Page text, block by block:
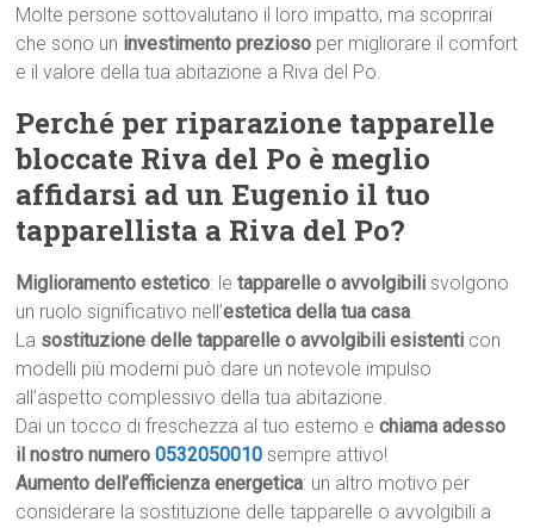
Molte persone sottovalutano il loro impatto, ma scoprirai
che sono un investimento prezioso per migliorare il comfort
e il valore della tua abitazione a Riva del Po.
Perché per riparazione tapparelle
bloccate Riva del Po è meglio
affidarsi ad un Eugenio il tuo
tapparellista a Riva del Po?
Miglioramento estetico: letapparelle o avvolgibili svolgono
un ruolo significativo nell’estetica della tua casa.
La sostituzione delle tapparelle o avvolgibili esistenti con
modelli più moderni può dare un notevole impulso
all’aspetto complessivo della tua abitazione.
Dai un tocco di freschezza al tuo esterno echiama adesso
il nostro numero0532050010 sempre attivo!
Aumento dell’efficienza energetica: un altro motivo per
considerare la sostituzione delle tapparelle o avvolgibili a